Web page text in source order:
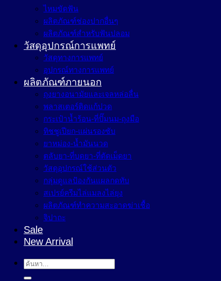
ไหมขัดฟัน
ผลิตภัณฑ์ช่องปากอื่นๆ
ผลิตภัณฑ์สำหรับฟันปลอม
วัสดุอุปกรณ์การแพทย์
วัสดุทางการแพทย์
อุปกรณ์ทางการแพทย์
ผลิตภัณฑ์ภายนอก
ถุงยางอนามัยและเจลหล่อลื่น
พลาสเตอร์ติดแก้ปวด
กระเป๋าน้ำร้อน-ที่ปั๊มนม-ถุงมือ
ทิชชูเปียก-แผ่นรองซับ
ยาหม่อง-น้ำมันนวด
ตลับยา-ที่บดยา-ที่ตัดเม็ดยา
วัสดุอุปกรณ์ใช้ส่วนตัว
กลุ่มดูแลป้องกันแผลกดทับ
สเปรย์ครีมไล่แมลงไล่ยุง
ผลิตภัณฑ์ทำความสะอาดฆ่าเชื้อ
จิปาถะ
Sale
New Arrival
ค้นหา: